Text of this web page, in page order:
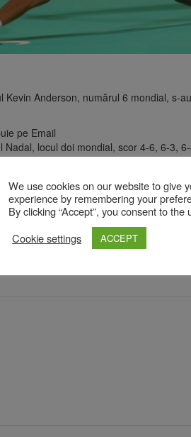
Kevin Anderson, numărul 6 mondial, s-
pe Email
locul doi mondial, scor 4-6, 6-3,
ATP, scor 6-4, 6-2.
şi Hacianov, şi cel pentru trofeu,
sunt marcate cu
We use cookies on our website to give
experience by remembering your
By clicking “Accept”, you consent to
Cookie settings
ACCEPT